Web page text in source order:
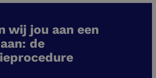
wij jou aan een
de